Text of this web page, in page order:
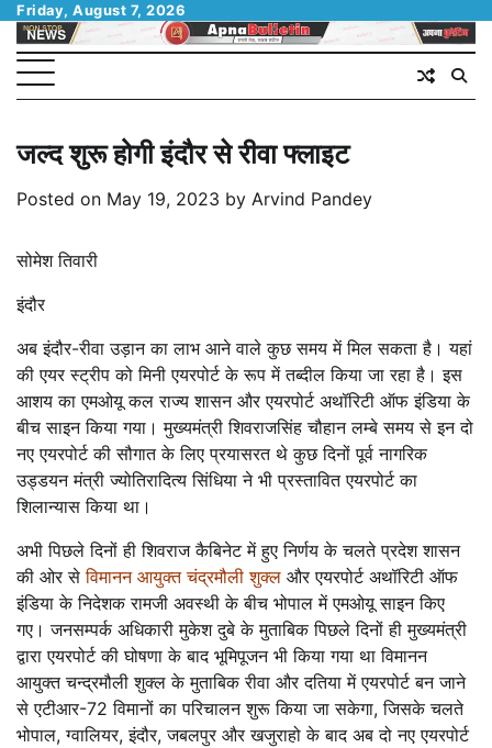
Skip
content
Friday, August 7, 2026
जल्द शुरू होगी इंदौर से रीवा फ्लाइट
Posted on May 19, 2023 by Arvind Pandey
सोमेश तिवारी
इंदौर
अब इंदौर-रीवा उड़ान का लाभ आने वाले कुछ समय में मिल सकता है। यहां
की एयर स्ट्रीप को मिनी एयरपोर्ट के रूप में तब्दील किया जा रहा है। इस
आशय का एमओयू कल राज्य शासन और एयरपोर्ट अथॉरिटी ऑफ इंडिया के
बीच साइन किया गया। मुख्यमंत्री शिवराजसिंह चौहान लम्बे समय से इन दो
नए एयरपोर्ट की सौगात के लिए प्रयासरत थे कुछ दिनों पूर्व नागरिक
उड्डयन मंत्री ज्योतिरादित्य सिंधिया ने भी प्रस्तावित एयरपोर्ट का
शिलान्यास किया था।
अभी पिछले दिनों ही शिवराज कैबिनेट में हुए निर्णय के चलते प्रदेश शासन
की ओर सेविमानन आयुक्त चंद्रमौली शुक्ल और एयरपोर्ट अथॉरिटी ऑफ
इंडिया के निदेशक रामजी अवस्थी के बीच भोपाल में एमओयू साइन किए
गए। जनसम्पर्क अधिकारी मुकेश दुबे के मुताबिक पिछले दिनों ही मुख्यमंत्री
द्वारा एयरपोर्ट की घोषणा के बाद भूमिपूजन भी किया गया था विमानन
आयुक्त चन्द्रमौली शुक्ल के मुताबिक रीवा और दतिया में एयरपोर्ट बन जाने
से एटीआर-72 विमानों का परिचालन शुरू किया जा सकेगा, जिसके चलते
भोपाल, ग्वालियर, इंदौर, जबलपुर और खजुराहो के बाद अब दो नए एयरपोर्ट